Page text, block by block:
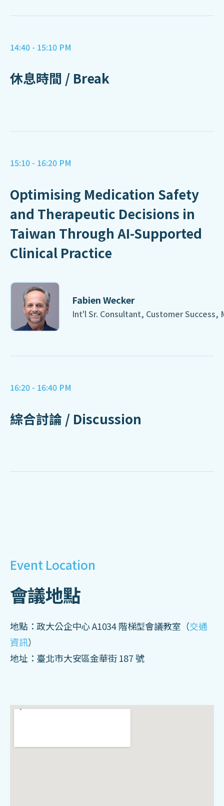
14:40 - 15:10 PM
休息時間 / Break
15:10 - 16:20 PM
Optimising Medication Safety
and Therapeutic Decisions in
Taiwan Through AI-Supported
Clinical Practice
Fabien Wecker
Int'l Sr. Consultant, Customer Success,
16:20 - 16:40 PM
綜合討論 / Discussion
Event Location
會議地點
地點：政大公企中心 A1034 階梯型會議教室（交通
資訊）
地址：臺北市大安區金華街 187 號